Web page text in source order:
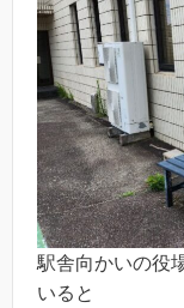
駅舎向かいの役
いると